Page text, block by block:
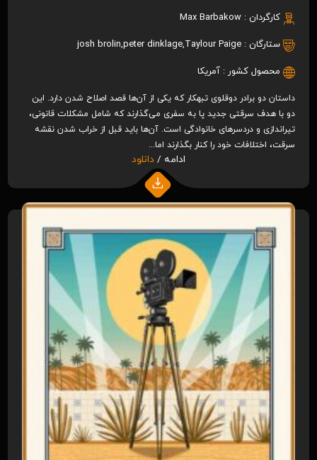
کارگردان : Max Barbakow
ستارگان : josh brolin,peter dinklage,Taylour Paige
محصول کشور : آمریکا
داستان دو برادر دوقلوی تبهکار که یکی از آن‌ها قصد اصلاح شدن دارد. این
دو با هدف سرقتی جدید پا به سفری می‌گذارند که شامل مشکلات قانونی،
تیراندازی و دردسرهای خانوادگی است. آن‌ها باید قبل از خراب شدن نقشه
سرقت، اختلافات خود را کنار بگذارند اما...
ادامه / دانلود